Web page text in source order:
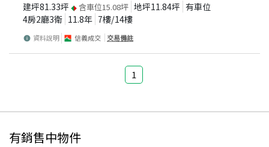
建坪81.33坪 含車位15.08坪 地坪11.84坪 有車位
4房2廳3衛 11.8年 7樓/14樓
資料說明 信義成交 交易備註
1
有銷售中物件